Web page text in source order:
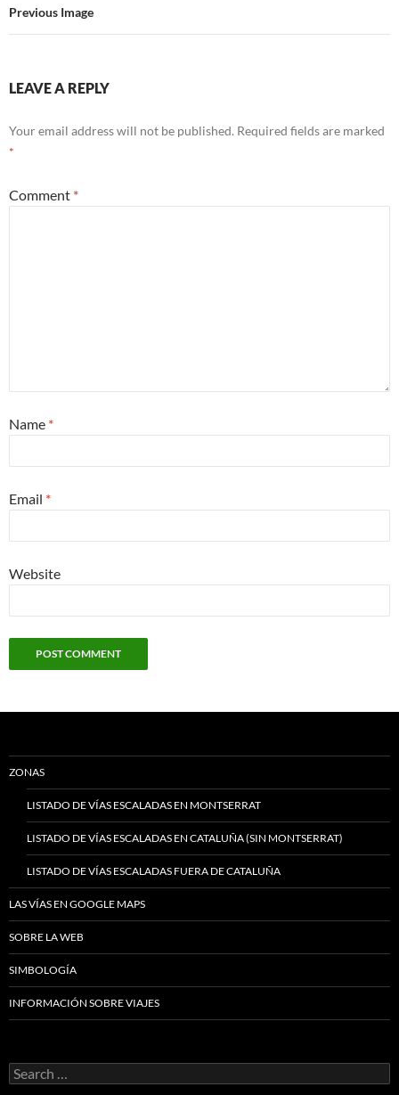
Previous Image
LEAVE A REPLY
Your email address will not be published. Required fields are marked
*
Comment *
Name *
Email *
Website
ZONAS
LISTADO DE VÍAS ESCALADAS EN MONTSERRAT
LISTADO DE VÍAS ESCALADAS EN CATALUÑA (SIN MONTSERRAT)
LISTADO DE VÍAS ESCALADAS FUERA DE CATALUÑA
LAS VÍAS EN GOOGLE MAPS
SOBRE LA WEB
SIMBOLOGÍA
INFORMACIÓN SOBRE VIAJES
Search
for: